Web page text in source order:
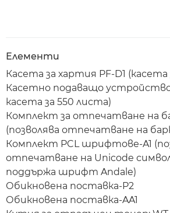
Елементи
Касета за хартия PF-D1 (касета
Касетно подаващо
касета за 550 листа)
Комплект за отпечатване на
(позволява отпечатване на
Комплект PCL шрифтове-A1
отпечатване на Unicode
поддържа шрифт Andale)
Обикновена поставка-P2
Обикновена поставка-AA1